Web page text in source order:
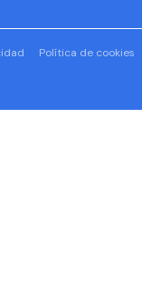
Política de cookies